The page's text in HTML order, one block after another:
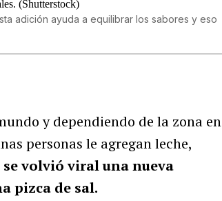
adición ayuda a equilibrar los sabores y eso
y dependiendo de la zona en
personas le agregan leche,
volvió viral una nueva
pizca de sal.